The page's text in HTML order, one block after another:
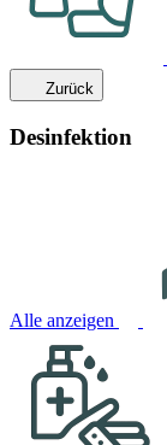
Zurück
Desinfektion
Alle anzeigen